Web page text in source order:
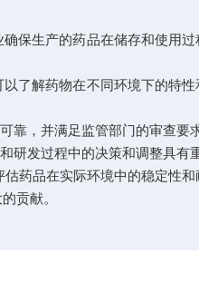
保生产的药品在储存和使用过
了解药物在不同环境下的特性
，并满足监管部门的审查要求
发过程中的决策和调整具有
药品在实际环境中的稳定性和
贡献。